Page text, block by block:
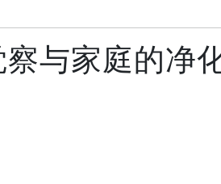
与家庭的净